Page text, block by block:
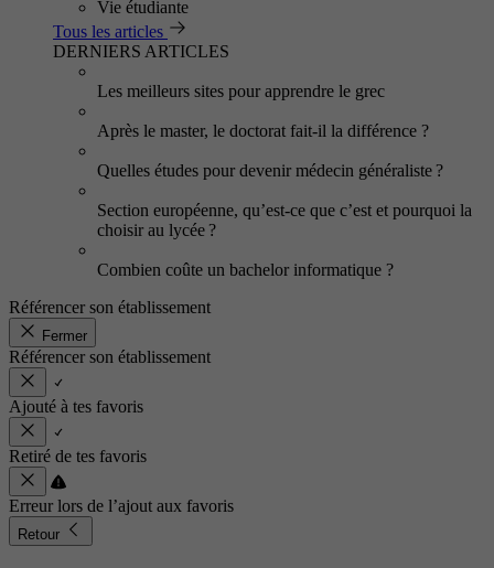
Vie étudiante
Tous les articles
DERNIERS ARTICLES
Les meilleurs sites pour apprendre le grec
Après le master, le doctorat fait-il la différence ?
Quelles études pour devenir médecin généraliste ?
Section européenne, qu’est-ce que c’est et pourquoi la
choisir au lycée ?
Combien coûte un bachelor informatique ?
Référencer son établissement
Fermer
Référencer son établissement
Ajouté à tes favoris
Retiré de tes favoris
Erreur lors de l’ajout aux favoris
Retour